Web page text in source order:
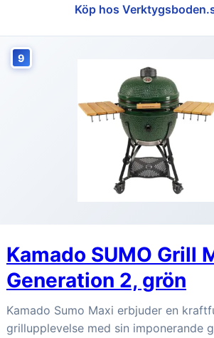
Köp hos
9
Kamado SUMO Grill
Generation 2, grön
Kamado Sumo Maxi erbjuder en
grillupplevelse med sin imponerande